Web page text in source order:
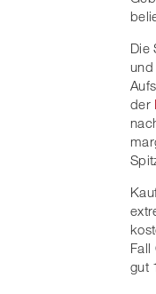
Die
der
Fall
gut